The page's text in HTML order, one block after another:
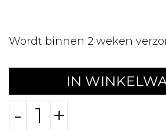
Wordt binnen 2 weken
IN
- +